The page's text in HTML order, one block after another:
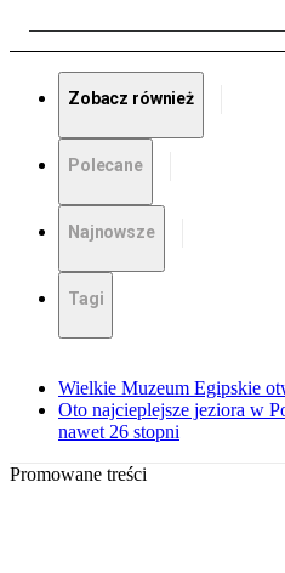
Zobacz również
Polecane
Najnowsze
Tagi
Wielkie Muzeum Egipskie
Oto najcieplejsze jeziora w
nawet 26 stopni
Promowane treści